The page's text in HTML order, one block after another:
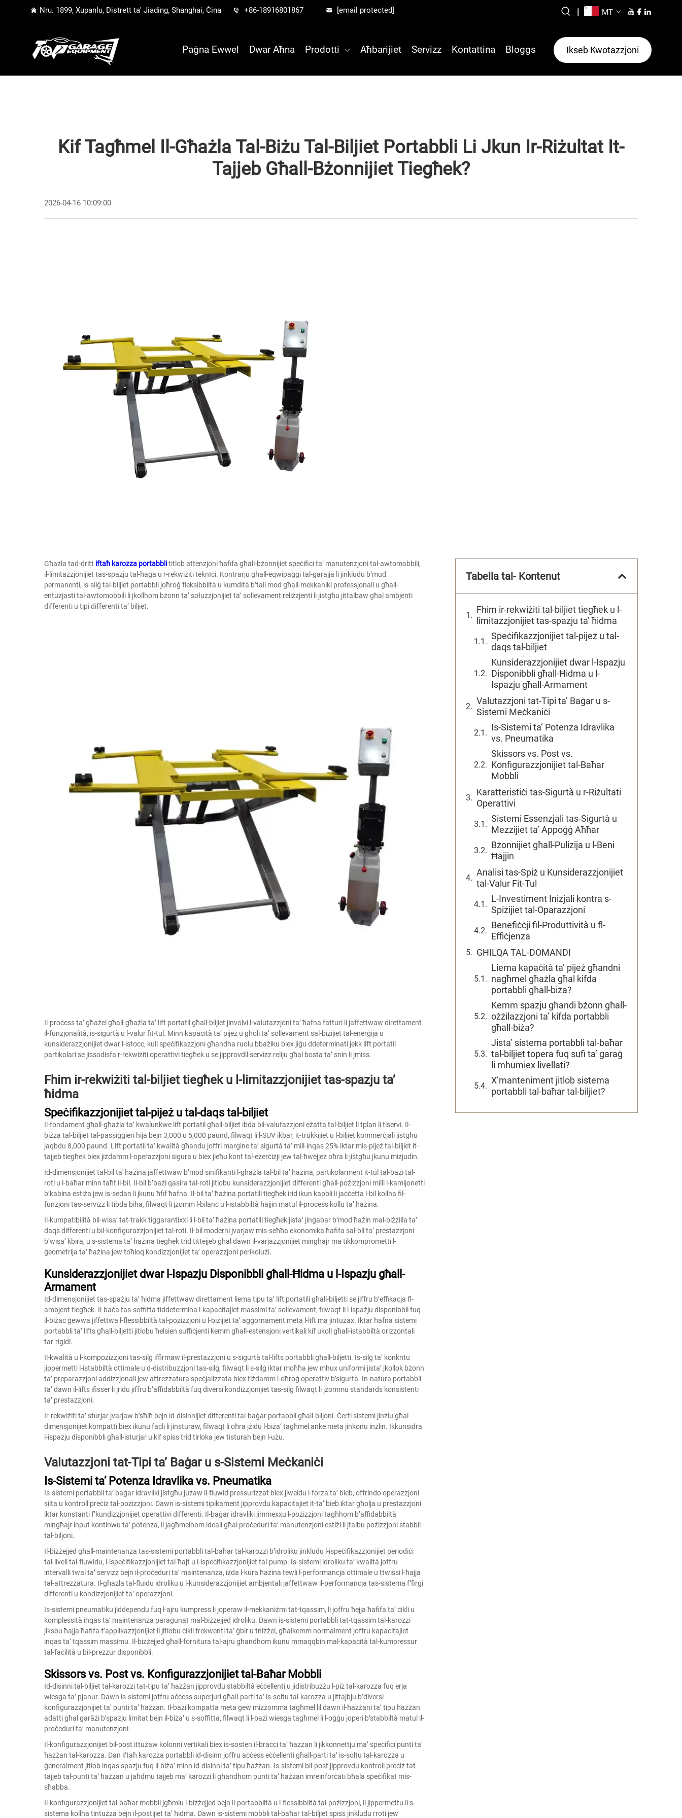
Nru. 1899, Xupanlu, Distrett ta' Jiading, Shanghai, Ċina +86-18916801867 [email protected] | MT
Paġna Ewwel Dwar Aħna Prodotti Aħbarijiet Servizz Kontattina Bloggs Ikseb Kwotazzjoni
Kif Tagħmel Il-Għażla Tal-Biżu Tal-Biljiet Portabbli Li Jkun Ir-Riżultat It-
Tajjeb Għall-Bżonnijiet Tiegħek?
2026-04-16 10:09:00
Għażla tad-dritt iftaħ karozza portabblititlob attenzjoni ħafifa għall-bżonnijiet speċifiċi ta’ manutenzjoni tal-awtomobbili,
il-limitazzjonijiet tas-spazju tal-ħaġa u r-rekwiżiti teknIċi. Kontrarju għall-eqwipaggi tal-garajja li jinkludu b’mud
permanenti, is-silġ tal-biljiet portabbli joħroġ fleksibbiltà u kumdità b’tali mod għall-mekkaniki professjonali u għall-
entużjasti tal-awtomobbili li jkollhom bżonn ta’ sołuzzjonijiet ta’ sollevament reliżzjenti li jistgħu jittalbaw għal ambjenti
differenti u tipi differenti ta’ biljiet.
Il-proċess ta’ għażel għall-għażla ta’ lift portatil għall-biljiet jinvolvi l-valutazzjoni ta’ ħafna fatturi li jaffettwaw direttament
il-funzjonalità, is-sigurtà u l-valur fit-tul. Minn kapacità ta’ pijeż u għoli ta’ sollevament sal-biżijiet tal-enerġija u
kunsiderazzjonijiet dwar l-istocc, kull speċifikazzjoni għandha ruolu bbażiku biex jiġu ddeterminati jekk lift portatil
partikolari se jissodisfa r-rekwiżiti operattivi tiegħek u se jipprovdil servizz reliju għal bosta ta’ snin li jmiss.
Fhim ir-rekwiżiti tal-biljiet tiegħek u l-limitazzjonijiet tas-spazju ta’
ħidma
Speċifikazzjonijiet tal-pijeż u tal-daqs tal-biljiet
Il-fondament għall-għażla ta’ kwalunkwe lift portatil għall-biljiet ibda bil-valutazzjoni eżatta tal-biljiet li tplan li tiservi. Il-
biżża tal-biljiet tal-passiġġieri hija bejn 3,000 u 5,000 paund, filwaqt li l-SUV ikbar, it-trukkijiet u l-biljiet kommerċjali jistgħu
jaqbdu 8,000 paund. Lift portatil ta’ kwalità għandu joﬀri margine ta’ sigurtà ta’ mill-inqas 25% iktar mis-pijeż tal-biljiet it-
tajjeb tiegħek biex jiżdamm l-operazzjoni sigura u biex jieħu kont tal-eżerċizji jew tal-ħwejjeż oħra li jistgħu jkunu miżjudin.
Id-dimensjonijiet tal-bil ta' ħażina jaffettwaw b’mod sinifikanti l-għażla tal-bil ta’ ħażina, partikolarment it-tul tal-bażi tal-
roti u l-baħar minn taħt il-bil. Il-bil b’bażi qasira tal-roti jitlobu kunsiderazzjonijiet differenti għall-pożizzjoni milli l-kamijonetti
b’kabina estiża jew is-sedan li jkunu ħfif ħafna. Il-bil ta’ ħażina portatili tiegħek irid ikun kapbli li jaċċetta l-bil kollha fil-
funzjoni tas-servizz li tibda biha, filwaqt li jżomm l-bilanċ u l-istabbiltà ħajjin matul il-proċess kollu ta’ ħażina.
Il-kumpatibilità bil-wisa’ tat-trakk tiggarantixxi li l-bil ta’ ħażina portatili tiegħek jista’ jinġabar b’mod ħażin mal-biżżilla ta’
daqs differenti u bil-konfigurazzjonijiet tal-roti. Il-bil moderni jvarjaw mis-seħħa ekonomika ħafifa sal-bil ta’ prestazzjoni
b’wisa’ kbira, u s-sistema ta’ ħażina tiegħek trid tittejjeb għal dawn il-varjazzjonijiet mingħajr ma tikkomprometti l-
ġeometrija ta’ ħażina jew toħloq kondizzjonijiet ta’ operazzjoni perikolużi.
Kunsiderazzjonijiet dwar l-Ispazju Disponibbli għall-Ħidma u l-Ispazju għall-
Armament
Id-dimensjonijiet tas-spażju ta’ ħidma jiffettwaw direttament liema tipu ta’ lift portatili għall-biljetti se jiffru b’effikacja fl-
ambjent tiegħek. Il-baċa tas-soffitta tiddetermina l-kapaċitajiet massimi ta’ sollevament, filwaqt li l-ispażju disponibbli fuq
il-biżaċ ġewwa jiffettwa l-flessibbiltà tal-pożizzjoni u l-biżijiet ta’ aġġornament meta l-lift ma jintużax. Iktar ħafna sistemi
portabbli ta’ lifts għall-biljetti jitlobu ħelsien suffiċjenti kemm għall-estensjoni vertikali kif ukoll għall-istabbiltà orizzontali
tar-rigidi.
Il-kwalità u l-kompozizzjoni tas-silġ iffirmaw il-prestazzjoni u s-sigurtà tal-lifts portabbli għall-biljetti. Is-silġ ta’ konkritu
jippermetti l-istabbiltà ottimale u d-distribuzzjoni tas-silġ, filwaqt li s-silġ iktar moħħa jew mhux uniformi jista’ jkollok bżonn
ta’ preparazzjoni addizzjonali jew attrezzatura speċjalizzata biex tiżdamm l-oħroġ operattiv b’sigurtà. In-natura portabbli
ta’ dawn il-lifts ifisser li jridu jiffru b’affidabbiltà fuq diversi kondizzjonijiet tas-silġ filwaqt li jżommu standards konsistenti
ta’ prestazzjoni.
Ir-rekwiżiti ta’ sturjar jvarjaw b’sħiħ bejn id-disinnijiet differenti tal-baġar portabbli għall-biljoni. Ċerti sistemi jinżlu għal
dimensjonijiet kompatti biex ikunu faċli li jinsturaw, filwaqt li oħra jżidu l-biża‘ tagħmel anke meta jinkonu inżlin. Ikkunsidra
l-ispazju disponibbli għall-isturjar u kif spiss trid tirloka jew tisturah bejn l-użu.
Valutazzjoni tat-Tipi ta’ Baġar u s-Sistemi Meċkaniċi
Is-Sistemi ta’ Potenza Idravlika vs. Pneumatika
Is-sistemi portabbli ta’ baġar idravliki jistgħu jużaw il-fluwid pressurizzat biex jiweldu l-forza ta’ bieb, offrindo operazzjoni
silta u kontroll preċiż tal-pożizzjoni. Dawn is-sistemi tipikament jipprovdu kapacitajiet it-ta’ bieb iktar għolja u prestazzjoni
iktar konstanti f’kundizzjonijiet operattivi differenti. Il-baġar idravliki jimmexxu l-pożizzjoni tagħhom b’affidabbiltà
mingħajr input kontinwu ta’ potenza, li jagħmelhom ideali għal proċeduri ta’ manutenzjoni estiżi li jtalbu pożizzjoni stabbli
tal-biljoni.
Il-biżżejjed għall-maintenanza tas-sistemi portabbli tal-baħar tal-karozzi b’idroliku jinkludu l-ispeċifikazzjonijiet periodiċi
tal-livell tal-fluwidu, l-ispeċifikazzjonijiet tal-ħajt u l-ispeċifikazzjonijiet tal-pump. Is-sistemi idroliku ta’ kwalità joffru
intervalli twal ta’ servizz bejn il-proċeduri ta’ maintenanza, iżda l-kura ħażina tewli l-performancja ottimale u ttwissi l-ħajja
tal-attrezzatura. Il-għażla tal-fluidu idroliku u l-kunsiderazzjonijiet ambjentali jaffettwaw il-performancja tas-sistema f’firgi
differenti u kondizzjonijiet ta’ operazzjoni.
Is-sistemi pneumatiku jiddependu fuq l-ajru kumpress li joperaw il-mekkaniżmi tat-tqassim, li joffru ħejja ħafifa ta’ ċikli u
komplessità inqas ta’ maintenanza paragunat mal-biżżejjed idroliku. Dawn is-sistemi portabbli tat-tqassim tal-karozzi
jiksbu ħajja ħafifa f’applikazzjonijiet li jitlobu ċikli frekwenti ta’ ġbir u tniżżel, għalkemm normalment joffru kapacitajiet
inqas ta’ tqassim massimu. Il-biżżejjed għall-fornitura tal-ajru għandhom ikunu mmaqqbin mal-kapaċità tal-kumpressur
tal-faċilità u bil-prezzur disponibbli.
Skissors vs. Post vs. Konfigurazzjonijiet tal-Baħar Mobbli
Id-disinni tal-biljiet tal-karozzi tat-tipu ta’ ħażżan jipprovdu stabbiltà eċċellenti u jidistribużżu l-piż tal-karozza fuq erja
wiesga ta’ pjanur. Dawn is-sistemi joffru aċċess superjuri għall-parti ta’ is-soltu tal-karozza u jittajbju b’diversi
konfigurazzjonijiet ta’ punti ta’ ħażżan. Il-bażi kompatta meta ġew miżżomma tagħmel lil dawn il-ħażżani ta’ tipu ħażżan
adatti għal garāżi b’spazju limitat bejn il-biża’ u s-soffitta, filwaqt li l-bażi wiesga tagħmel li l-oġġu joperi b’stabbiltà matul il-
proċeduri ta’ manutenzjoni.
Il-konfigurazzjonijiet bil-post ittużaw kolonni vertikali biex is-sosten il-braċċi ta’ ħażżan li jikkonnettju ma’ speċifiċi punti ta’
ħażżan tal-karozza. Dan iftaħ karozza portabbli id-disinn joffru aċċess eċċellenti għall-parti ta’ is-soltu tal-karozza u
ġeneralment jitlob inqas spazju fuq il-biża’ minn id-disinni ta’ tipu ħażżan. Is-sistemi bil-post jipprovdu kontroll preċiż tat-
tajjeb tal-punti ta’ ħażżan u jaħdmu tajjeb ma’ karozzi li għandhom punti ta’ ħażżan imreinforċati bħala speċifikat mis-
sħabba.
Il-konfigurazzjonijiet tal-baħar mobbli jgħmlu l-biżżejjed bejn il-portabbiltà u l-flessibbiltà tal-pożizzjoni, li jippermettu li s-
sistema kollha tintużza bejn il-postijiet ta’ ħidma. Dawn is-sistemi mobbli tal-baħar tal-biljiet spiss jinkludu rroti jew
Tabella tal- Kontenut
Fhim ir-rekwiżiti tal-biljiet tiegħek u l-
limitazzjonijiet tas-spazju ta’ ħidma
Speċifikazzjonijiet tal-pijeż u tal-
daqs tal-biljiet
Kunsiderazzjonijiet dwar l-Ispazju
Disponibbli għall-Ħidma u l-
Ispazju għall-Armament
Valutazzjoni tat-Tipi ta’ Baġar u s-
Sistemi Meċkaniċi
Is-Sistemi ta’ Potenza Idravlika
vs. Pneumatika
Skissors vs. Post vs.
Konfigurazzjonijiet tal-Baħar
Mobbli
Karatteristiċi tas-Sigurtà u r-Riżultati
Operattivi
Sistemi Essenzjali tas-Sigurtà u
Mezzijiet ta’ Appoġġ Aħħar
Bżonnijiet għall-Pulizija u l-Beni
Ħajjin
Analisi tas-Spiż u Kunsiderazzjonijiet
tal-Valur Fit-Tul
L-Investiment Inizjali kontra s-
Spiżijiet tal-Oparazzjoni
Benefiċċji fil-Produttività u fl-
Effiċjenza
GĦILQA TAL-DOMANDI
Liema kapaċità ta’ pijeż għandni
nagħmel għażla għal kifda
portabbli għall-biża?
Kemm spazju għandi bżonn għall-
ożżilazzjoni ta’ kifda portabbli
għall-biża?
Jista’ sistema portabbli tal-baħar
tal-biljiet topera fuq sufi ta’ garaġ
li mhumiex livellati?
X’manteniment jitlob sistema
portabbli tal-baħar tal-biljiet?